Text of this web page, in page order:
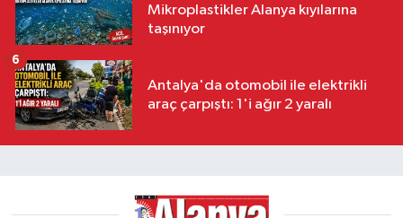
Mikroplastikler Alanya kıyılarına
taşınıyor
Antalya'da otomobil ile elektrikli
araç çarpıştı: 1'i ağır 2 yaralı
6